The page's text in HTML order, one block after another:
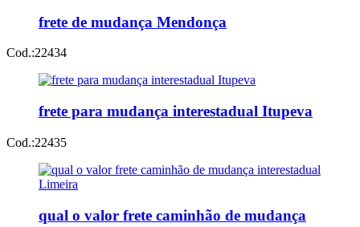
frete de mudança Mendonça
Cod.:22434
frete para mudança interestadual Itupeva
Cod.:22435
qual o valor frete caminhão de mudança